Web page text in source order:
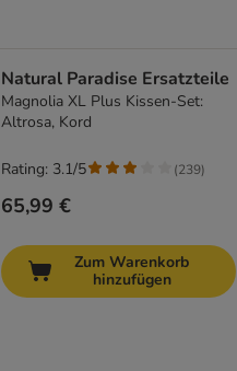
Natural Paradise Ersatzteile
Magnolia XL Plus Kissen-Set:
Altrosa, Kord
65,99 €
Rating: 3.1/5 (239)
Zum Warenkorb
hinzufügen